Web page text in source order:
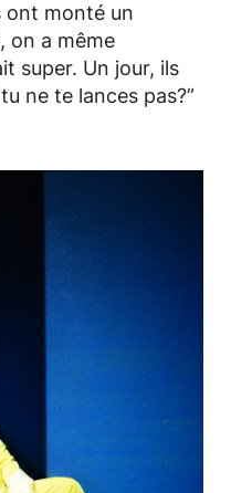
ont monté un
on a même
super. Un jour, ils
ne te lances pas?”